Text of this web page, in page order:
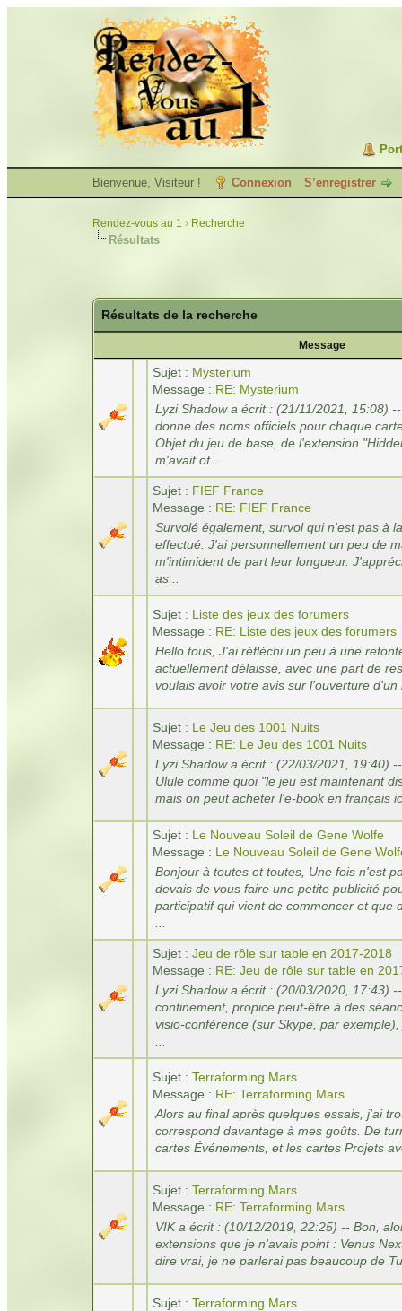
Bienvenue, Visiteur ! Connexion S’enregistrer
Rendez-vous au 1 › Recherche
Résultats
Résultats de la recherche
Message
Sujet : Mysterium
Message : RE: Mysterium
Lyzi Shadow a écrit : (21/11/2021, 15:08)
donne des noms officiels pour chaque
Objet du jeu de base, de l'extension
m'avait of...
Sujet : FIEF France
Message : RE: FIEF France
Survolé également, survol qui n'est pas à
effectué. J'ai personnellement un peu de
m'intimident de part leur longueur.
as...
Sujet : Liste des jeux des forumers
Message : RE: Liste des jeux des forumers
Hello tous, J'ai réfléchi un peu à une
actuellement délaissé, avec une part de
voulais avoir votre avis sur l'ouverture
Sujet : Le Jeu des 1001 Nuits
Message : RE: Le Jeu des 1001 Nuits
Lyzi Shadow a écrit : (22/03/2021, 19:40)
Ulule comme quoi "le jeu est maintenant
mais on peut acheter l'e-book en français
Sujet : Le Nouveau Soleil de Gene Wolfe
Message : Le Nouveau Soleil de Gene
Bonjour à toutes et toutes, Une fois n'est
devais de vous faire une petite publicité
participatif qui vient de commencer et que
Sujet : Jeu de rôle sur table en 2017-2018
Message : RE: Jeu de rôle sur table en
Lyzi Shadow a écrit : (20/03/2020, 17:43)
confinement, propice peut-être à des
visio-conférence (sur Skype, par
Sujet : Terraforming Mars
Message : RE: Terraforming Mars
Alors au final après quelques essais, j'ai
correspond davantage à mes goûts. De
cartes Événements, et les cartes Projets
Sujet : Terraforming Mars
Message : RE: Terraforming Mars
VIK a écrit : (10/12/2019, 22:25) -- Bon,
extensions que je n'avais point : Venus
dire vrai, je ne parlerai pas beaucoup de
Sujet : Terraforming Mars